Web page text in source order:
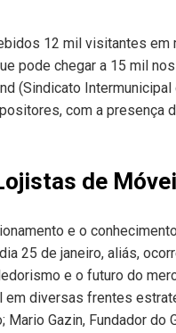
12 mil visitantes
pode chegar a 15 mil
(Sindicato
com a presença
de
e o
25 de janeiro, aliás,
e o futuro do
diversas frentes
Gazin, Fundador do